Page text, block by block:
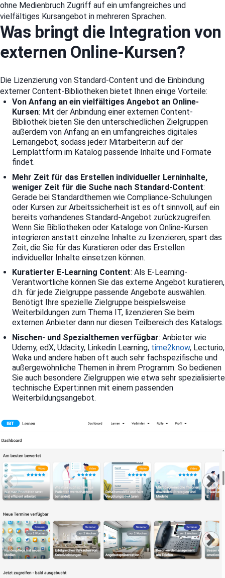
ohne Medienbruch Zugriff auf ein umfangreiches und
vielfältiges Kursangebot in mehreren Sprachen.
Was bringt die Integration von
externen Online-Kursen?
Die Lizenzierung von Standard-Content und die Einbindung
externer Content-Bibliotheken bietet Ihnen einige Vorteile:
Von Anfang an ein vielfältiges Angebot an Online-
Kursen: Mit der Anbindung einer externen Content-
Bibliothek bieten Sie den unterschiedlichen Zielgruppen
außerdem von Anfang an ein umfangreiches digitales
Lernangebot, sodass jede:r Mitarbeiter:in auf der
Lernplattform im Katalog passende Inhalte und Formate
findet.
Mehr Zeit für das Erstellen individueller Lerninhalte,
weniger Zeit für die Suche nach Standard-Content:
Gerade bei Standardthemen wie Compliance-Schulungen
oder Kursen zur Arbeitssicherheit ist es oft sinnvoll, auf ein
bereits vorhandenes Standard-Angebot zurückzugreifen.
Wenn Sie Bibliotheken oder Kataloge von Online-Kursen
integrieren anstatt einzelne Inhalte zu lizenzieren, spart das
Zeit, die Sie für das Kuratieren oder das Erstellen
individueller Inhalte einsetzen können.
Kuratierter E-Learning Content: Als E-Learning-
Verantwortliche können Sie das externe Angebot kuratieren,
d.h. für jede Zielgruppe passende Angebote auswählen.
Benötigt Ihre spezielle Zielgruppe beispielsweise
Weiterbildungen zum Thema IT, lizenzieren Sie beim
externen Anbieter dann nur diesen Teilbereich des Katalogs.
Nischen- und Spezialthemen verfügbar: Anbieter wie
Udemy, edX, Udacity, Linkedin Learning, time2know, Lecturio,
Weka und andere haben oft auch sehr fachspezifische und
außergewöhnliche Themen in ihrem Programm. So bedienen
Sie auch besondere Zielgruppen wie etwa sehr spezialisierte
technische Expert:innen mit einem passenden
Weiterbildungsangebot.